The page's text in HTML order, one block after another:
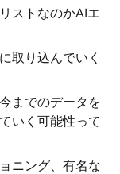
ストなのかAIエ
取り込んでいく
までのデータを
いく可能性って
ニング、有名な